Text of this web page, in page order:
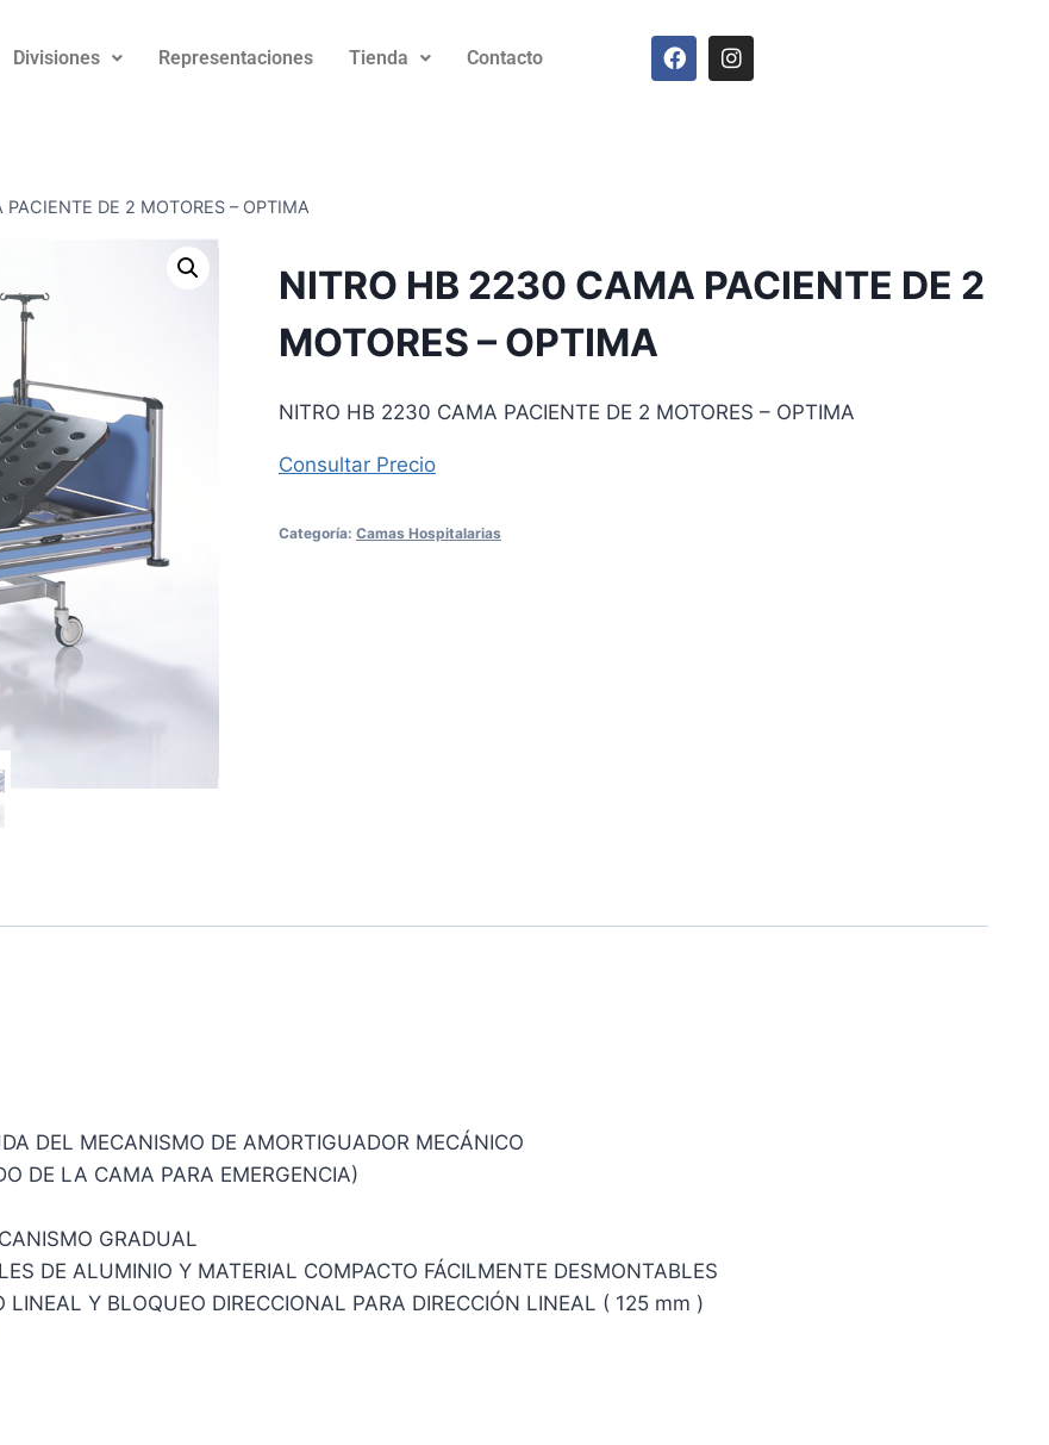
Divisiones Representaciones Tienda Contacto
DE 2 MOTORES – OPTIMA
NITRO HB 2230 CAMA PACIENTE DE 2
MOTORES – OPTIMA
NITRO HB 2230 CAMA PACIENTE DE 2 MOTORES – OPTIMA
Consultar Precio
Categoría: Camas Hospitalarias
DEL MECANISMO DE AMORTIGUADOR MECÁNICO
DE LA CAMA PARA EMERGENCIA)
GRADUAL
DE ALUMINIO Y MATERIAL COMPACTO FÁCILMENTE DESMONTABLES
Y BLOQUEO DIRECCIONAL PARA DIRECCIÓN LINEAL ( 125 mm )